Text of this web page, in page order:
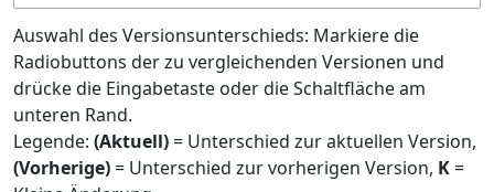
Auswahl des Versionsunterschieds: Markiere die
Radiobuttons der zu vergleichenden Versionen und
drücke die Eingabetaste oder die Schaltfläche am
unteren Rand.
Legende: (Aktuell)= Unterschied zur aktuellen Version,
(Vorherige)= Unterschied zur vorherigen Version, K=